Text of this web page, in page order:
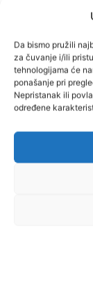
Da bismo pružili
za čuvanje i/ili
tehnologijama će
ponašanje pri
Nepristanak ili
određene
Sabina Ćudić,
“Ja ću vas
nije niko
pitanje povratka
Njemačka jako
ne dozvoljava i
razmišljaju i o
Glasovi bh.
asimilirali u
matičnoj zemlji,